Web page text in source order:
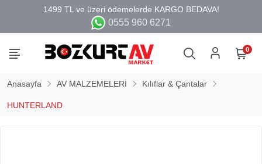
0555 960 6271
0
Anasayfa AV MALZEMELERİ Kılıflar & Çantalar
HUNTERLAND